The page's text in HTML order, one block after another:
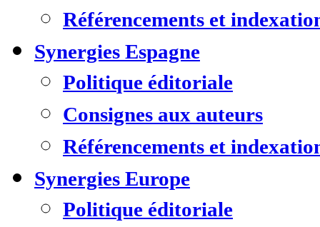
Référencements et
Synergies Espagne
Politique éditoriale
Consignes aux auteurs
Référencements et
Synergies Europe
Politique éditoriale